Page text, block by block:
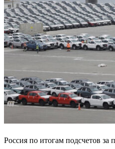
Россия по итогам подсчетов за